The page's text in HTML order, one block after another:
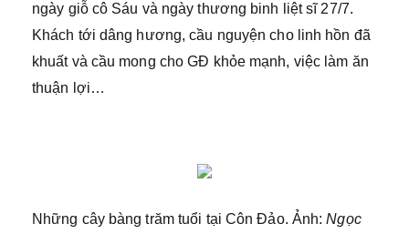
ngày giỗ cô Sáu và ngày thương binh liệt sĩ 27/7.
Khách tới dâng hương, cầu nguyện cho linh hồn đã
khuất và cầu mong cho GĐ khỏe mạnh, việc làm ăn
thuận lợi…
Những cây bàng trăm tuổi tại Côn Đảo. Ảnh:Ngọc